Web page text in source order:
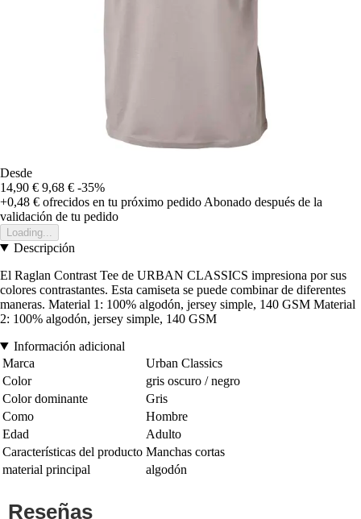
Desde
14,90 € 9,68 € -35%
+0,48 € ofrecidos en tu próximo pedido Abonado después de la
validación de tu pedido
Loading...
Descripción
El Raglan Contrast Tee de URBAN CLASSICS impresiona por sus
colores contrastantes. Esta camiseta se puede combinar de diferentes
maneras. Material 1: 100% algodón, jersey simple, 140 GSM Material
2: 100% algodón, jersey simple, 140 GSM
Información adicional
Marca
Urban Classics
Color
gris oscuro / negro
Color dominante
Gris
Como
Hombre
Edad
Adulto
Características del producto Manchas cortas
material principal
algodón